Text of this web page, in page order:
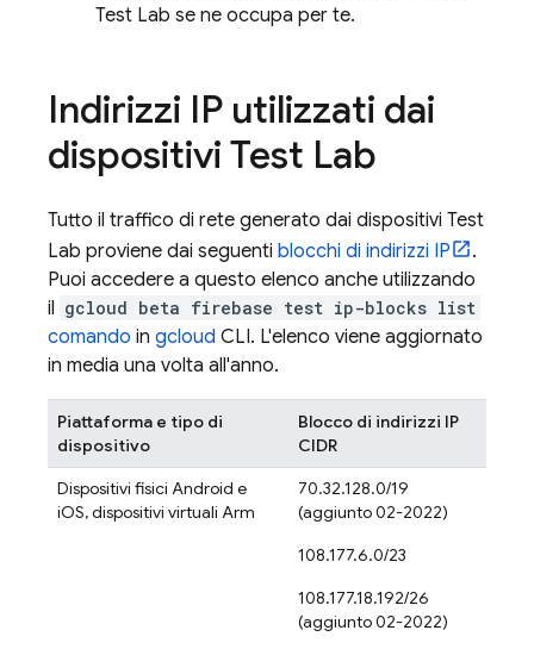
Test Lab se ne occupa per te.
Indirizzi IP utilizzati dai
dispositivi Test Lab
Tutto il traffico di rete generato dai dispositivi Test
Lab proviene dai seguenti blocchi di indirizzi IP
.
Puoi accedere a questo elenco anche utilizzando
il gcloud beta firebase test ip-blocks list
comando in gcloud CLI. L'elenco viene aggiornato
in media una volta all'anno.
Piattaforma e tipo di
dispositivo
Blocco di indirizzi IP
CIDR
Dispositivi fisici Android e
iOS, dispositivi virtuali Arm
70.32.128.0/19
(aggiunto 02-2022)
108.177.6.0/23
108.177.18.192/26
(aggiunto 02-2022)